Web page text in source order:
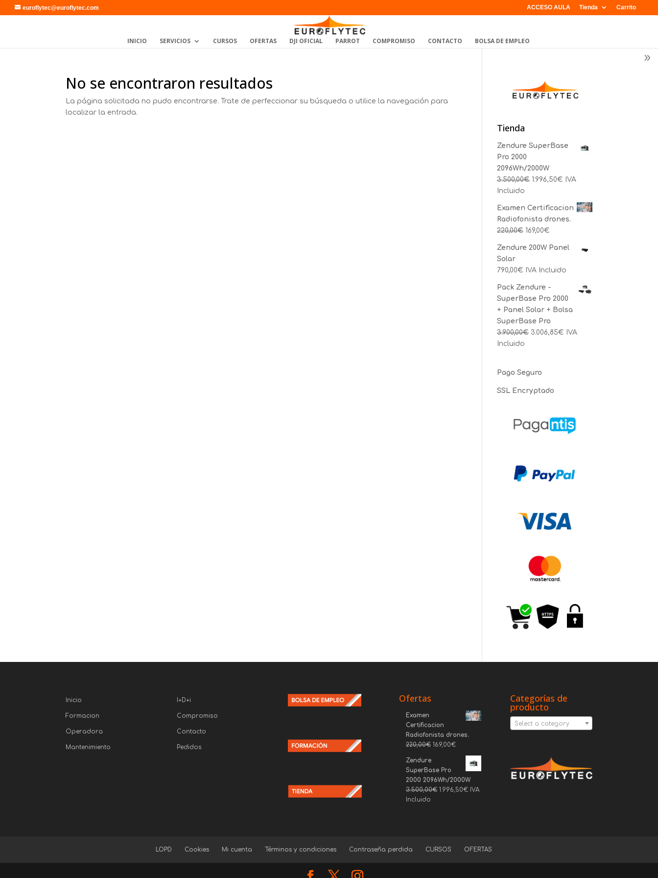
euroflytec@euroflytec.com ACCESO AULA Tienda Carrito
INICIO SERVICIOS CURSOS OFERTAS DJI OFICIAL PARROT COMPROMISO CONTACTO BOLSA DE EMPLEO
No se encontraron resultados
La página solicitada no pudo encontrarse. Trate de perfeccionar su búsqueda o utilice la navegación para
localizar la entrada.
Tienda
Zendure SuperBase
Pro 2000
2096Wh/2000W
3.500,00€ 1.996,50€ IVA
Incluido
Examen Certificacion
Radiofonista drones.
220,00€ 169,00€
Zendure 200W Panel
Solar
790,00€ IVA Incluido
Pack Zendure -
SuperBase Pro 2000
+ Panel Solar + Bolsa
SuperBase Pro
3.900,00€ 3.006,85€ IVA
Incluido
Pago Seguro
SSL Encryptado
Inicio
Formacion
Operadora
Mantenimiento
I+D+i
Compromiso
Contacto
Pedidos
Ofertas
Examen
Certificacion
Radiofonista drones.
220,00€ 169,00€
Zendure
SuperBase Pro
2000 2096Wh/2000W
3.500,00€ 1.996,50€ IVA
Incluido
Categorías de
producto
Select a category
LOPD Cookies Mi cuenta Términos y condiciones Contraseña perdida CURSOS OFERTAS